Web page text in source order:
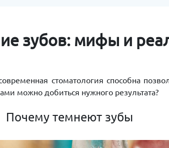
зубов: мифы и
стоматология способна
можно добиться нужного результата?
Почему темнеют зубы